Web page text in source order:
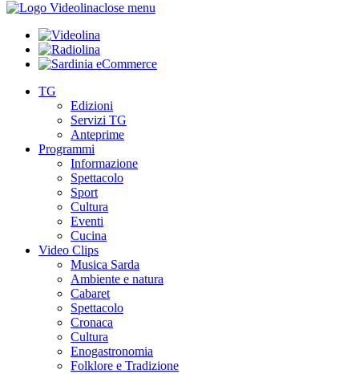
close menu
TG
Edizioni
Servizi TG
Anteprime
Programmi
Informazione
Spettacolo
Sport
Cultura
Eventi
Cucina
Video Clips
Musica Sarda
Ambiente e natura
Cabaret
Spettacolo
Cronaca
Cultura
Enogastronomia
Folklore e Tradizione